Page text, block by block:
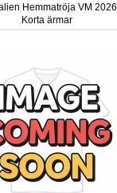
Hemmatröja VM 2026
Korta ärmar